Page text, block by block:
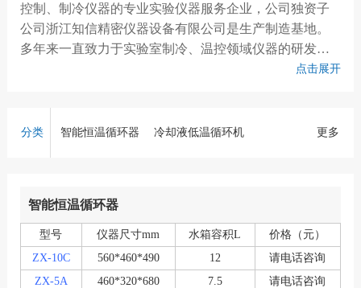
控制、制冷仪器的专业实验仪器服务企业，公司独资子
公司浙江知信精密仪器设备有限公司是生产制造基地。
多年来一直致力于实验室制冷、温控领域仪器的研发，
先后推出精密控温恒温槽、配套各种实验仪器的冷却液
机、雪花制冰机、恒温水浴锅、循环水真空泵及超声波
清洗器等系列产品。
点击展开
分类 智能恒温循环器
冷却液低温循环机
更多
智能恒温循环器
型号 仪器尺寸mm 水箱容积L
价格（元）
ZX-10C
560*460*490 12
请电话咨询
ZX-5A
460*320*680 7.5
请电话咨询